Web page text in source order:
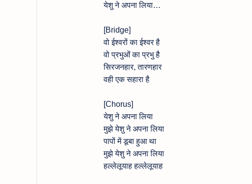
येशु ने अपना लिया…
[Bridge]
वो ईश्वरों का ईश्वर है
वो प्रभुओं का प्रभु है
सिरजनहार, तारणहार
वही एक सहारा है
[Chorus]
येशु ने अपना लिया
मुझे येशु ने अपना लिया
पापों में डूबा हुआ था
मुझे येशु ने अपना लिया
हल्लेलूयाह हल्लेलूयाह